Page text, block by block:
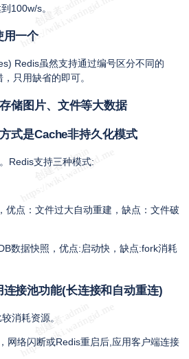
100w/s。
用一个
Redis虽然支持通过编号区分不同的
只用缺省的即可。
储图片、文件等大数据
式是Cache非持久化模式
Redis支持三种模式:
优点：文件过大自动重建，缺点：文件破
数据快照，优点:启动快，缺点:fork消耗
接池功能(长连接和自动重连)
消耗资源。
网络闪断或Redis重启后,应用客户端连接